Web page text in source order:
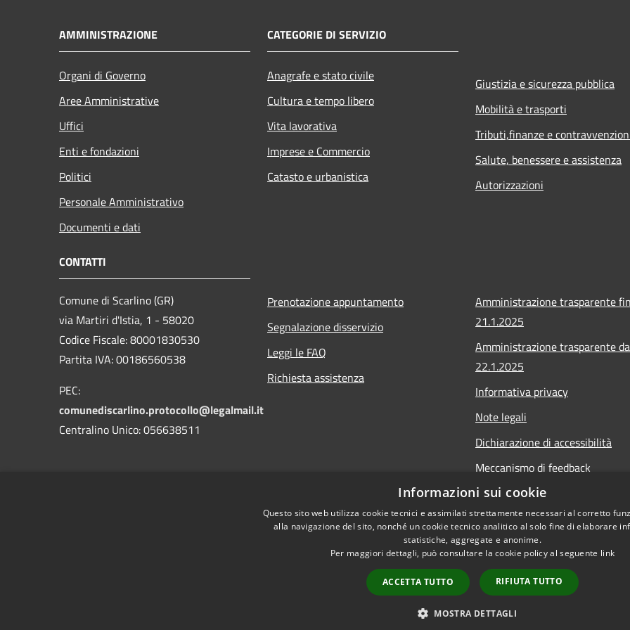
AMMINISTRAZIONE
Organi di Governo
Aree Amministrative
Uffici
Enti e fondazioni
Politici
Personale Amministrativo
Documenti e dati
CATEGORIE DI SERVIZIO
Anagrafe e stato civile
Cultura e tempo libero
Vita lavorativa
Imprese e Commercio
Catasto e urbanistica
Giustizia e sicurezza pubblica
Mobilità e trasporti
Tributi,finanze e
Salute, benessere e assistenza
Autorizzazioni
CONTATTI
Comune di Scarlino (GR)
via Martiri d'Istia, 1 - 58020
Codice Fiscale: 80001830530
Partita IVA: 00186560538
PEC:
comunediscarlino.protocollo@legalmail.it
Centralino Unico: 056638511
Prenotazione appuntamento
Segnalazione disservizio
Leggi le FAQ
Richiesta assistenza
Amministrazione trasparente
21.1.2025
Amministrazione trasparente
22.1.2025
Informativa privacy
Note legali
Dichiarazione di accessibilità
Meccanismo di feedback
Whistleblowing
Copyright © 2020 •
Informazioni sui cookie
Questo sito web utilizza cookie tecnici e assimilati strettamente necessari al corretto
alla navigazione del sito, nonché un cookie tecnico analitico al solo fine di elaborare
statistiche, aggregate e anonime.
Per maggiori dettagli, può consultare la cookie policy al seguente link
ACCETTA TUTTO RIFIUTA TUTTO
MOSTRA DETTAGLI